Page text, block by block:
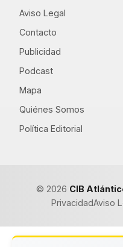
Aviso Legal
Contacto
Publicidad
Podcast
Mapa
Quiénes Somos
Política Editorial
© 2026 CIB
PrivacidadAviso